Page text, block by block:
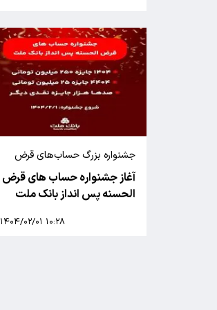
جشنواره بزرگ حساب‌های قرض
الحسنه پس انداز ریالی و ارزی بانک
ملت
آغاز جشنواره حساب های قرض
الحسنه پس انداز بانک ملت
۱۴۰۴/۰۲/۰۱ ۱۰:۲۸